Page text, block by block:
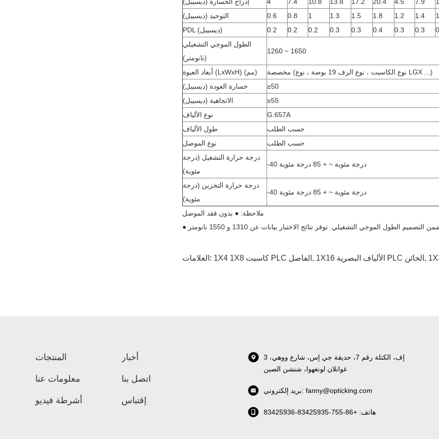
التوحيد (ديسيبل)
0.6 0.8 1 1.3 1.5 1.8 1.2 1.4
PDL (ديسيبل)
0.2 0.2 0.2 0.3 0.3 0.4 0.3 0.3
الطول الموجي التشغيلي
(نانومتر)
1260 ~ 1650
أبعاد العبوة (LxWxH) (مم)
مخصصة (نوع الكاسيت ، نوع الرف 19 بوصة ، نوع LGX ...)
خسارة العودة (ديسيبل)
≥50
الاتجاهية (ديسيبل)
≥55
نوع الألياف
G.657A
طول الألياف
حسب الطلب
نوع الموصل
حسب الطلب
درجة حرارة التشغيل (درجة
مئوية)
-40 درجة مئوية ~ + 85 درجة مئوية
درجة حرارة التخزين (درجة
مئوية)
-40 درجة مئوية ~ + 85 درجة مئوية
ملاحظة: ● بدون فقد الموصل
العلامات: 1X4 1X8 كاسيت PLC الفاصل , 1X16 الألياف البصرية PLC الخائن ,
المنتجات
معلومات عنا
أشرطة فيديو
أخبار
اتصل بنا
إقتباس
3 إف، الكتلة رقم 7، حديقة جي إس، شارع ووهي،
غوانلان لونغهوا، شنشن الصين
بريد إلكتروني: fanny@opticking.com
هاتف: +86-755-83425935-83425936